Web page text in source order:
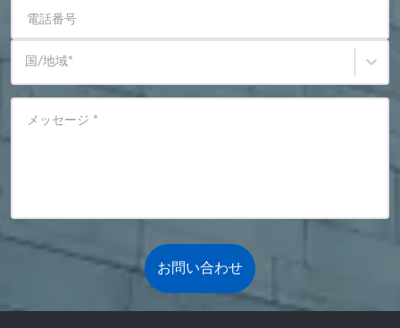
電話番号
国/地域*
メッセージ *
お問い合わせ